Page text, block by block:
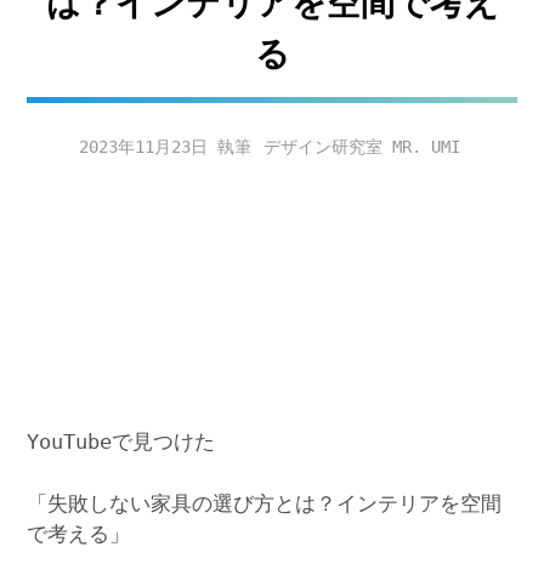
る
2023年11月23日 デザイン研究室 MR. UMI
YouTubeで見つけた
「失敗しない家具の選び方とは？インテリアを空間
で考える」